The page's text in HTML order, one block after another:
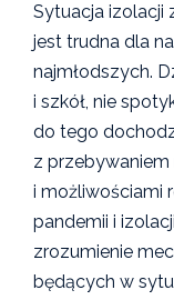
Sytuacja izolacji
jest trudna dla
najmłodszych.
i szkół, nie
do tego
z
i możliwościami
pandemii i
zrozumienie
będących w